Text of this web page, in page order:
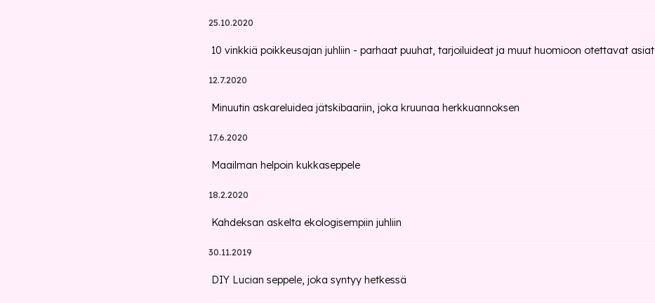
25.10.2020
10 vinkkiä poikkeusajan juhliin - parhaat puuhat, tarjoiluideat ja muut huomioon otettavat asiat
12.7.2020
Minuutin askareluidea jätskibaariin, joka kruunaa herkkuannoksen
17.6.2020
Maailman helpoin kukkaseppele
18.2.2020
Kahdeksan askelta ekologisempiin juhliin
30.11.2019
DIY Lucian seppele, joka syntyy hetkessä